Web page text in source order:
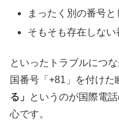
まったく別の番号と
そもそも存在しない
といったトラブルにつ
国番号「+81」を付けた
る」
というのが国際電
心です。